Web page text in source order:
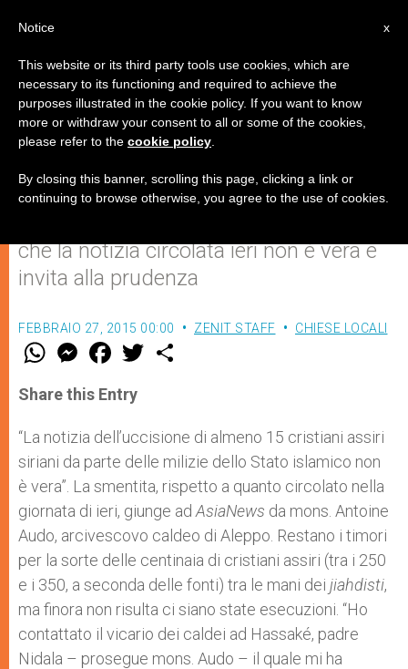
Siria: smentita l'uccisione dei 15
cristiani assiri
che la notizia circolata ieri non è vera e
invita alla prudenza
FEBBRAIO 27, 2015 00:00 ZENIT STAFF CHIESE LOCALI
W
t
s
p
p
M
e
s
e
g
e
r
F
a
e
b
o
k
w
r
Share this Entry
“La notizia dell’uccisione di almeno 15 cristiani assiri
siriani da parte delle milizie dello Stato islamico non
è vera”. La smentita, rispetto a quanto circolato nella
giornata di ieri, giunge ad AsiaNews da mons. Antoine
Audo, arcivescovo caldeo di Aleppo. Restano i timori
per la sorte delle centinaia di cristiani assiri (tra i 250
e i 350, a seconda delle fonti) tra le mani dei jiahdisti,
ma finora non risulta ci siano state esecuzioni. “Ho
contattato il vicario dei caldei ad Hassaké, padre
Nidala – prosegue mons. Audo – il quale mi ha
x
Notice
This website or its third party tools use cookies, which are
necessary to its functioning and required to achieve the
purposes illustrated in the cookie policy. If you want to know
more or withdraw your consent to all or some of the cookies,
please refer to the cookie policy
By closing this banner, scrolling this page, clicking a link or
continuing to browse otherwise, you agree to the use of cookies.